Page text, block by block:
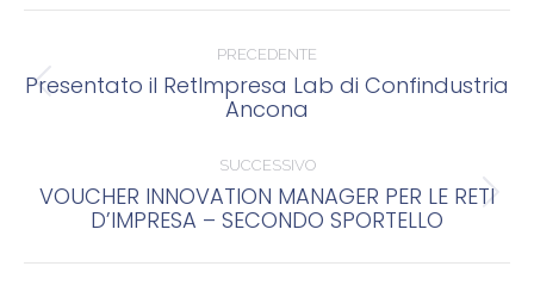
Naviga
tra PRECEDENTE
Post
Presentato il RetImpresa Lab di Confindustria
Ancona
SUCCESSIVO
Prossimo
VOUCHER INNOVATION MANAGER PER LE RETI
D’IMPRESA – SECONDO SPORTELLO